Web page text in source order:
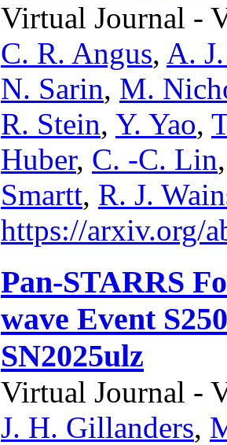
Virtual Journal -
C. R. Angus, A.
N. Sarin, M.
R. Stein, Y. Yao,
Huber, C. -C. Lin
Smartt, R. J.
https://arxiv.org/
Pan-STARRS
wave Event
SN2025ulz
Virtual Journal -
J. H. Gillanders,